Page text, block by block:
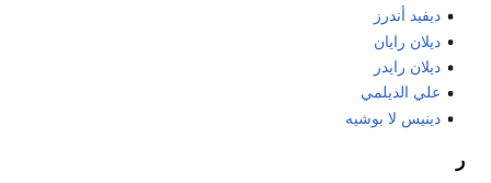
ديفيد أندرز
ديلان رايان
ديلان رايدر
علي الديلمي
دينيس لا بوشيه
ر